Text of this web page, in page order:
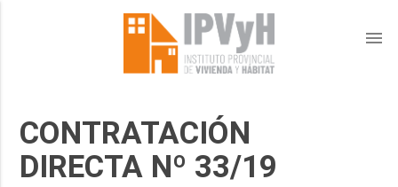
menu
CONTRATACIÓN
DIRECTA Nº 33/19